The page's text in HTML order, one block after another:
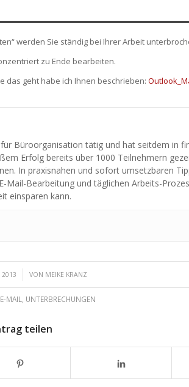
werden Sie ständig bei Ihrer Arbeit
zu Ende bearbeiten.
das geht habe ich Ihnen beschrieben:
Büroorganisation tätig und hat seitdem in
Erfolg bereits über 1000 Teilnehmern
In praxisnahen und sofort umsetzbaren
Mail-Bearbeitung und täglichen Arbeits-
einsparen kann.
2013 VON MEIKE KRANZ
E-MAIL UNTERBRECHUNGEN
teilen